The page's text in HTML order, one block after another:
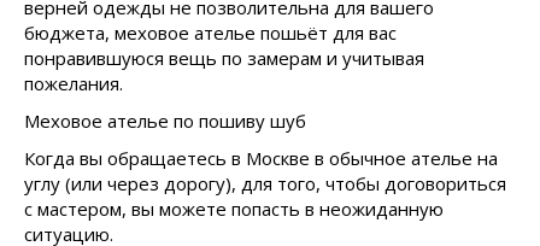
верней одежды не позволительна для вашего
бюджета, меховое ателье пошьёт для вас
понравившуюся вещь по замерам и учитывая
пожелания.
Меховое ателье по пошиву шуб
Когда вы обращаетесь в Москве в обычное ателье на
углу (или через дорогу), для того, чтобы договориться
с мастером, вы можете попасть в неожиданную
ситуацию.